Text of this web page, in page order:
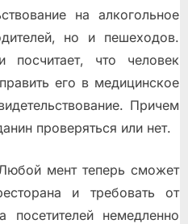
на алкогольное
но и пешеходов.
посчитает, что человек
его в медицинское
Причем
проверяться или нет.
мент теперь сможет
и требовать от
посетителей немедленно